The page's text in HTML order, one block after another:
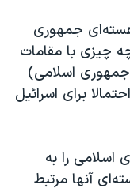
هسته‌ای جمهوری
چیزی با مقامات
اسلامی)
برای اسرائيل
را به
آنها مرتبط